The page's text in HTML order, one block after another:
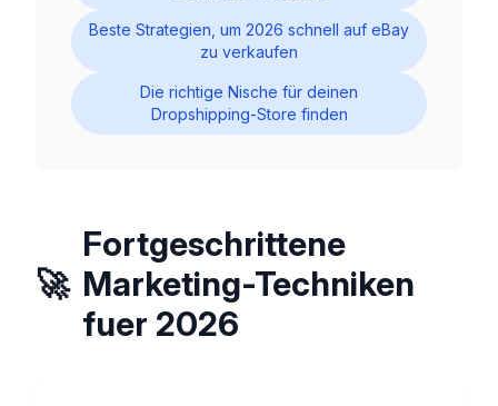
Beste Strategien, um 2026 schnell auf eBay
zu verkaufen
Die richtige Nische für deinen
Dropshipping-Store finden
🚀
Fortgeschrittene
Marketing-Techniken
fuer 2026